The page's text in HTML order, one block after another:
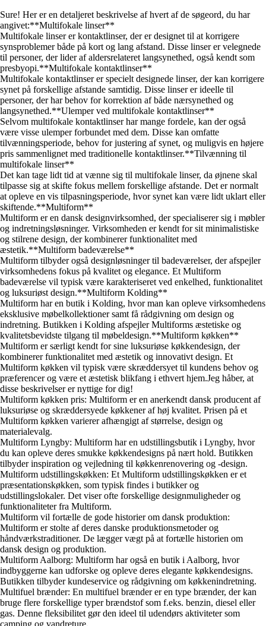
Sure! Her er en detaljeret beskrivelse af hvert af de søgeord, du har
angivet:**Multifokale linser**
Multifokale linser er kontaktlinser, der er designet til at korrigere
synsproblemer både på kort og lang afstand. Disse linser er velegnede
til personer, der lider af aldersrelateret langsynethed, også kendt som
presbyopi.**Multifokale kontaktlinser**
Multifokale kontaktlinser er specielt designede linser, der kan korrigere
synet på forskellige afstande samtidig. Disse linser er ideelle til
personer, der har behov for korrektion af både nærsynethed og
langsynethed.**Ulemper ved multifokale kontaktlinser**
Selvom multifokale kontaktlinser har mange fordele, kan der også
være visse ulemper forbundet med dem. Disse kan omfatte
tilvænningsperiode, behov for justering af synet, og muligvis en højere
pris sammenlignet med traditionelle kontaktlinser.**Tilvænning til
multifokale linser**
Det kan tage lidt tid at vænne sig til multifokale linser, da øjnene skal
tilpasse sig at skifte fokus mellem forskellige afstande. Det er normalt
at opleve en vis tilpasningsperiode, hvor synet kan være lidt uklart eller
skiftende.**Multiform**
Multiform er en dansk designvirksomhed, der specialiserer sig i møbler
og indretningsløsninger. Virksomheden er kendt for sit minimalistiske
og stilrene design, der kombinerer funktionalitet med
æstetik.**Multiform badeværelse**
Multiform tilbyder også designløsninger til badeværelser, der afspejler
virksomhedens fokus på kvalitet og elegance. Et Multiform
badeværelse vil typisk være karakteriseret ved enkelhed, funktionalitet
og luksuriøst design.**Multiform Kolding**
Multiform har en butik i Kolding, hvor man kan opleve virksomhedens
eksklusive møbelkollektioner samt få rådgivning om design og
indretning. Butikken i Kolding afspejler Multiforms æstetiske og
kvalitetsbevidste tilgang til møbeldesign.**Multiform køkken**
Multiform er særligt kendt for sine luksuriøse køkkendesign, der
kombinerer funktionalitet med æstetik og innovativt design. Et
Multiform køkken vil typisk være skræddersyet til kundens behov og
præferencer og være et æstetisk blikfang i ethvert hjem.Jeg håber, at
disse beskrivelser er nyttige for dig!
Multiform køkken pris: Multiform er en anerkendt dansk producent af
luksuriøse og skræddersyede køkkener af høj kvalitet. Prisen på et
Multiform køkken varierer afhængigt af størrelse, design og
materialevalg.
Multiform Lyngby: Multiform har en udstillingsbutik i Lyngby, hvor
du kan opleve deres smukke køkkendesigns på nært hold. Butikken
tilbyder inspiration og vejledning til køkkenrenovering og -design.
Multiform udstillingskøkken: Et Multiform udstillingskøkken er et
præsentationskøkken, som typisk findes i butikker og
udstillingslokaler. Det viser ofte forskellige designmuligheder og
funktionaliteter fra Multiform.
Multiform vil fortælle de gode historier om dansk produktion:
Multiform er stolte af deres danske produktionsmetoder og
håndværkstraditioner. De lægger vægt på at fortælle historien om
dansk design og produktion.
Multiform Aalborg: Multiform har også en butik i Aalborg, hvor
indbyggerne kan udforske og opleve deres elegante køkkendesigns.
Butikken tilbyder kundeservice og rådgivning om køkkenindretning.
Multifuel brænder: En multifuel brænder er en type brænder, der kan
bruge flere forskellige typer brændstof som f.eks. benzin, diesel eller
gas. Denne fleksibilitet gør den ideel til udendørs aktiviteter som
camping og vandreture.